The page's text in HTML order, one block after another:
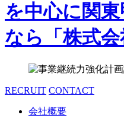
RECRUIT CONTACT
会社概要